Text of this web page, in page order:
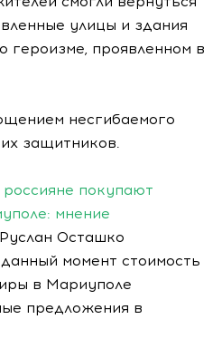
улицы и здания
героизме, проявленном в
несгибаемого
защитников.
покупают
мнение
Осташко
момент стоимость
в Мариуполе
предложения в